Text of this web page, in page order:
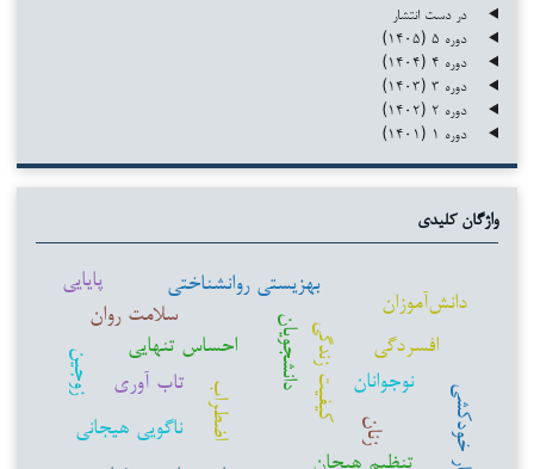
در دست انتشار
دوره ۵ (۱۴۰۵)
دوره ۴ (۱۴۰۴)
دوره ۳ (۱۴۰۳)
دوره ۲ (۱۴۰۲)
دوره ۱ (۱۴۰۱)
واژگان کلیدی
اضطراب
دانشجویانکیفیت زندگی نوجوانان
افسردگی
بهزیستی روانشناختی
دانش‌آموزان
زنان
تنظیم هیجان
ناگویی هیجانی
احساس تنهایی
زوجین
افکار خودکشی
تاب آوری
سلامت روان
پایایی